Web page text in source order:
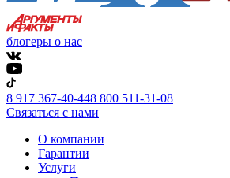
блогеры о нас
8 917 367-40-448 800 511-31-08
Связаться с нами
О компании
Гарантии
Услуги